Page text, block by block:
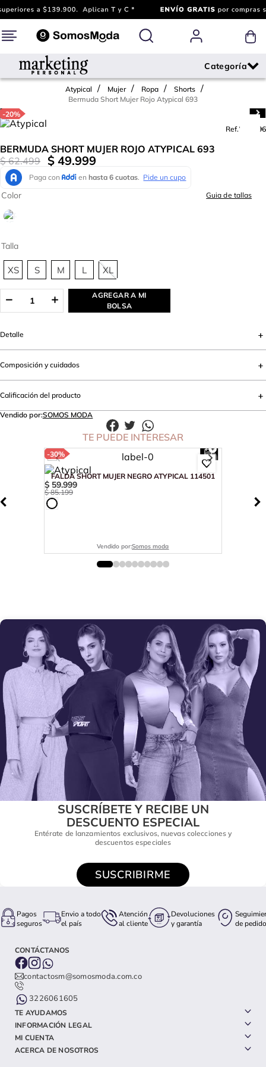
Atypical Mujer Ropa
Shorts
Bermuda Short Mujer Rojo Atypical 693
-20%
Ref.768896
BERMUDA SHORT MUJER ROJO ATYPICAL 693
$ 62.499 $ 49.999
Talla
XS S M L XL
Color Guia de tallas
AGREGAR A MI
BOLSA
Detalle
Composición y cuidados
Calificación del producto
Vendido por:SOMOS MODA
TE PUEDE INTERESAR
-30%
FALDA SHORT MUJER NEGRO ATYPICAL 114501
$ 59.999
$ 85.199
Vendido por:Somos moda
SUSCRÍBETE Y RECIBE UN
DESCUENTO ESPECIAL
Entérate de lanzamientos exclusivos, nuevas colecciones y
descuentos especiales
SUSCRIBIRME
Pagos
seguros
Envio a todo
el país
Atención
al cliente
Devoluciones
y garantía
de pedido
CONTÁCTANOS
contactosm@somosmoda.com.co
3226061605
TE AYUDAMOS
INFORMACIÓN LEGAL
MI CUENTA
ACERCA DE NOSOTROS